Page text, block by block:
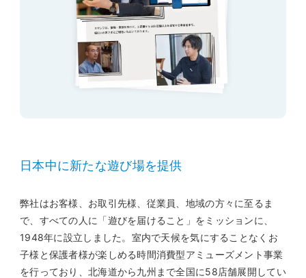
日本中に新たな遊び場を提供
弊社はお客様、お取引先様、従業員、地域の方々に至るま
で、すべての人に「遊びを届けること」をミッションに、
1948年に設立しました。室内で天候を気にすることなくお
子様と保護者様が楽しめる時間消費型アミューズメント事業
を行っており、北海道から九州まで全国に58店舗展開してい